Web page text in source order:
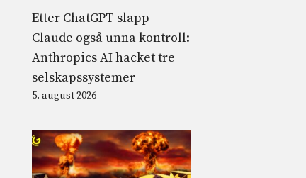
Etter ChatGPT slapp
Claude også unna kontroll:
Anthropics AI hacket tre
selskapssystemer
5. august 2026